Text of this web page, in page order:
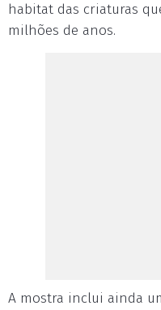
habitat das criaturas
milhões de anos.
A mostra inclui ainda